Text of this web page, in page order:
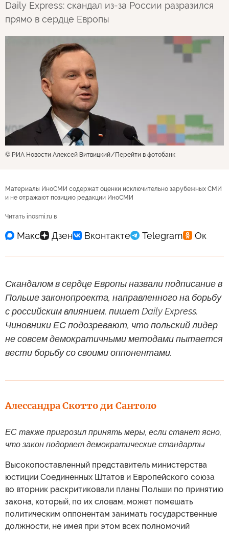
Daily Express: скандал из-за России разразился
прямо в сердце Европы
© РИА Новости Алексей Витвицкий Перейти в фотобанк
Материалы ИноСМИ содержат оценки исключительно зарубежных СМИ
и не отражают позицию редакции ИноСМИ
Читать inosmi.ru в
Скандалом в сердце Европы назвали подписание в
Польше законопроекта, направленного на борьбу
с российским влиянием, пишет Daily Express.
Чиновники ЕС подозревают, что польский лидер
не совсем демократичными методами пытается
вести борьбу со своими оппонентами.
Алессандра Скотто ди Сантоло
ЕС также пригрозил принять меры, если станет ясно,
что закон подорвет демократические стандарты
Высокопоставленный представитель министерства
юстиции Соединенных Штатов и Европейского союза
во вторник раскритиковали планы Польши по принятию
закона, который, по их словам, может помешать
политическим оппонентам занимать государственные
должности, не имея при этом всех полномочий